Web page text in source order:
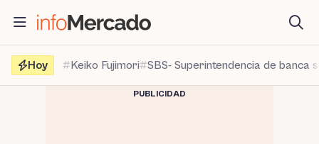
contenido
Hoy
Keiko Fujimori SBS- Superintendencia de banca
PUBLICIDAD